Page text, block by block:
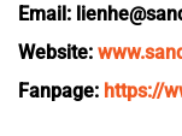
Email:
Website:
Fanpage: https://